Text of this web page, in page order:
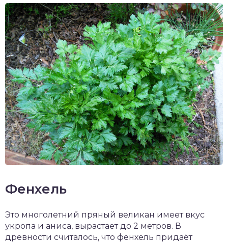
Фенхель
Это многолетний пряный великан имеет вкус
укропа и аниса, вырастает до 2 метров. В
древности считалось, что фенхель придаёт